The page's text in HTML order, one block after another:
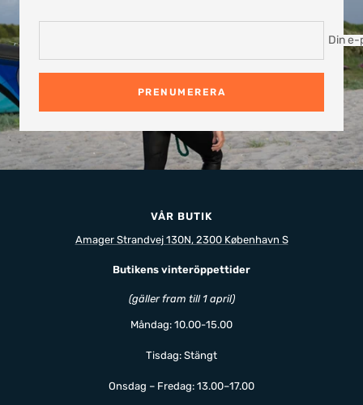
Din e-
PRENUMERERA
VÅR BUTIK
Amager Strandvej 130N, 2300 København S
Butikens vinteröppettider
(gäller fram till 1 april)
Måndag: 10.00-15.00
Tisdag: Stängt
Onsdag – Fredag: 13.00–17.00